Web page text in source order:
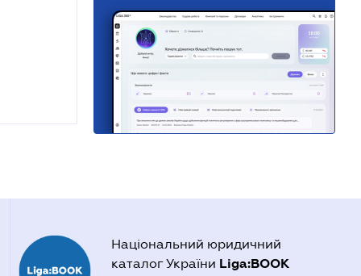
Національний юридичний
каталог України Liga:BOOK